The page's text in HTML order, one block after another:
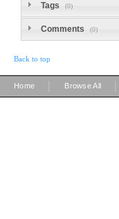
Tags (0)
Comments (0)
Back to top
Home Browse All